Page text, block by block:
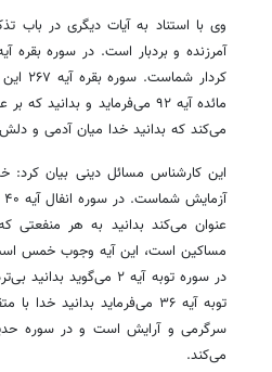
می‌کند که بدانید خدا میان آدمی و دلش
عنوان می‌کند بدانید به هر
مساکین است، این آیه وجوب خمس
در سوره توبه آیه ۲
توبه آیه ۳۶ می‌فرماید بدانید خدا با متقین است. در سوره
سرگرمی و آرایش است و در سوره
می‌کند.
روزنامه‌های صبح شنبه ۱۷ مرداد